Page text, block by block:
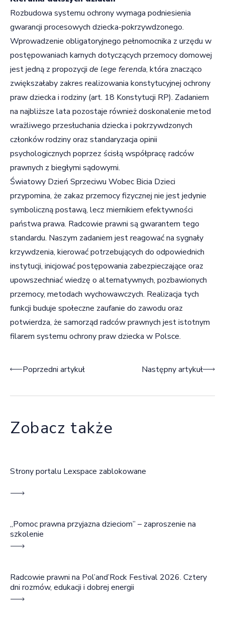
Rozbudowa systemu ochrony wymaga podniesienia
gwarancji procesowych dziecka-pokrzywdzonego.
Wprowadzenie obligatoryjnego pełnomocnika z urzędu w
postępowaniach karnych dotyczących przemocy domowej
jest jedną z propozycji de lege ferenda, która znacząco
zwiększałaby zakres realizowania konstytucyjnej ochrony
praw dziecka i rodziny (art. 18 Konstytucji RP). Zadaniem
na najbliższe lata pozostaje również doskonalenie metod
wrażliwego przesłuchania dziecka i pokrzywdzonych
członków rodziny oraz standaryzacja opinii
psychologicznych poprzez ścisłą współpracę radców
prawnych z biegłymi sądowymi.
Światowy Dzień Sprzeciwu Wobec Bicia Dzieci
przypomina, że zakaz przemocy fizycznej nie jest jedynie
symboliczną postawą, lecz miernikiem efektywności
państwa prawa. Radcowie prawni są gwarantem tego
standardu. Naszym zadaniem jest reagować na sygnały
krzywdzenia, kierować potrzebujących do odpowiednich
instytucji, inicjować postępowania zabezpieczające oraz
upowszechniać wiedzę o alternatywnych, pozbawionych
przemocy, metodach wychowawczych. Realizacja tych
funkcji buduje społeczne zaufanie do zawodu oraz
potwierdza, że samorząd radców prawnych jest istotnym
filarem systemu ochrony praw dziecka w Polsce.
Nawigacja wpisu
Poprzedni artykuł Następny artykuł
Zobacz także
Strony portalu Lexspace zablokowane
„Pomoc prawna przyjazna dzieciom” – zaproszenie na
szkolenie
Radcowie prawni na Pol’and’Rock Festival 2026. Cztery
dni rozmów, edukacji i dobrej energii